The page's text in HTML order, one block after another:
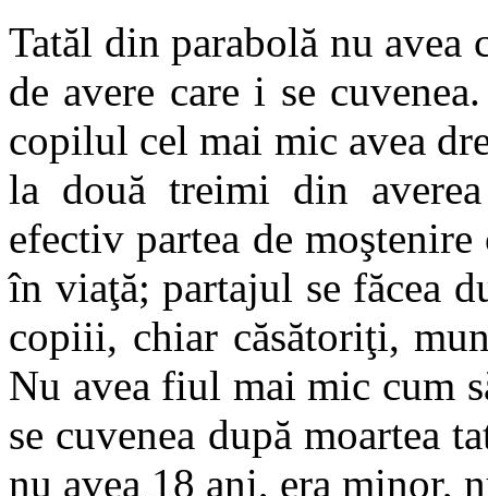
Tatăl din parabolă nu
de avere care i se
copilul cel mai mic avea
la două treimi din
efectiv partea de
în viaţă; partajul se făcea
copiii, chiar căsătoriţi,
Nu avea fiul mai mic cum
se cuvenea după moartea
nu avea 18 ani, era minor,